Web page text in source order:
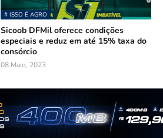
# ISSO É AGRO
Sicoob DFMil oferece condições
especiais e reduz em até 15% taxa do
consórcio
08 Maio, 2023